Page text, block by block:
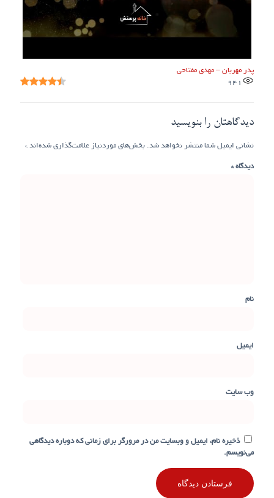
پدر مهربان – مهدی مفتاحی
941
دیدگاهتان را بنویسید
نشانی ایمیل شما منتشر نخواهد شد. بخش‌های موردنیاز علامت‌گذاری شده‌اند *
دیدگاه*
نام
ایمیل
وب‌ سایت
ذخیره نام، ایمیل و وبسایت من در مرورگر برای زمانی که دوباره دیدگاهی
می‌نویسم.